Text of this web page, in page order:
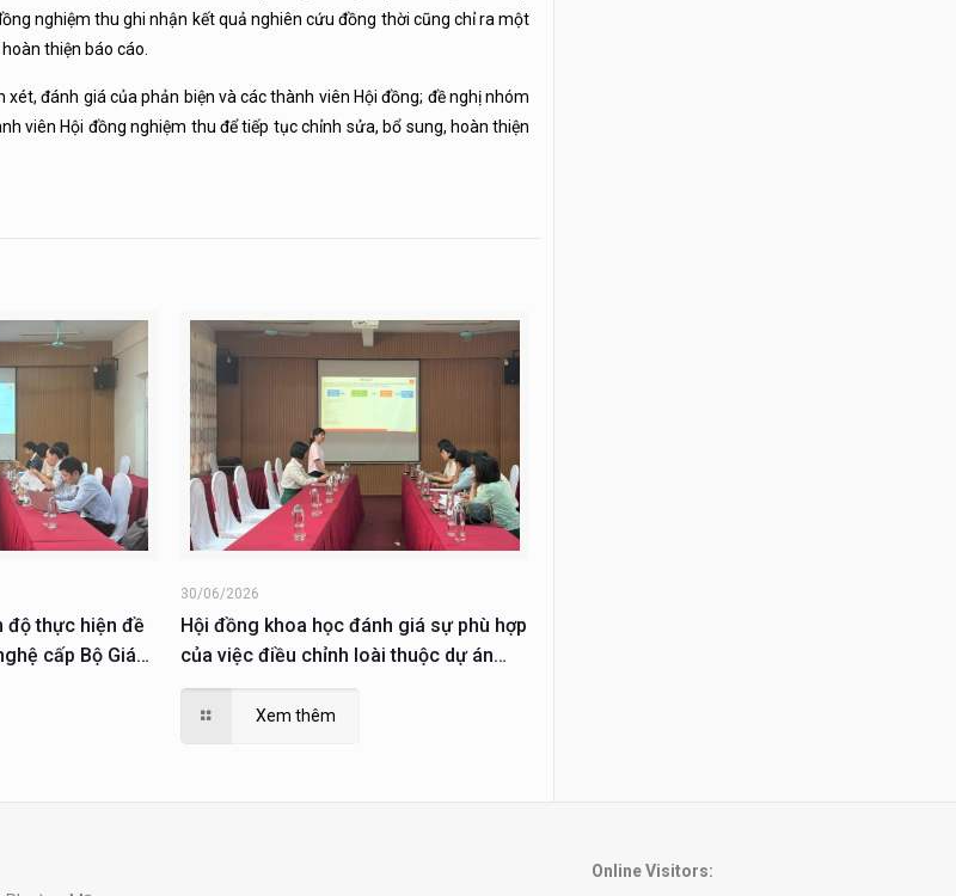
nghiệm thu ghi nhận kết quả nghiên cứu đồng thời cũng chỉ ra một
thiện báo cáo.
đánh giá của phản biện và các thành viên Hội đồng; đề nghị nhóm
viên Hội đồng nghiệm thu để tiếp tục chỉnh sửa, bổ sung, hoàn thiện
độ thực hiện đề
cấp Bộ Giáo
30/06/2026
Hội đồng khoa học đánh giá sự phù hợp
của việc điều chỉnh loài thuộc dự án
KH&CN cấp thành phố thực hiện từ năm
2023
Xem thêm
Online Visitors: